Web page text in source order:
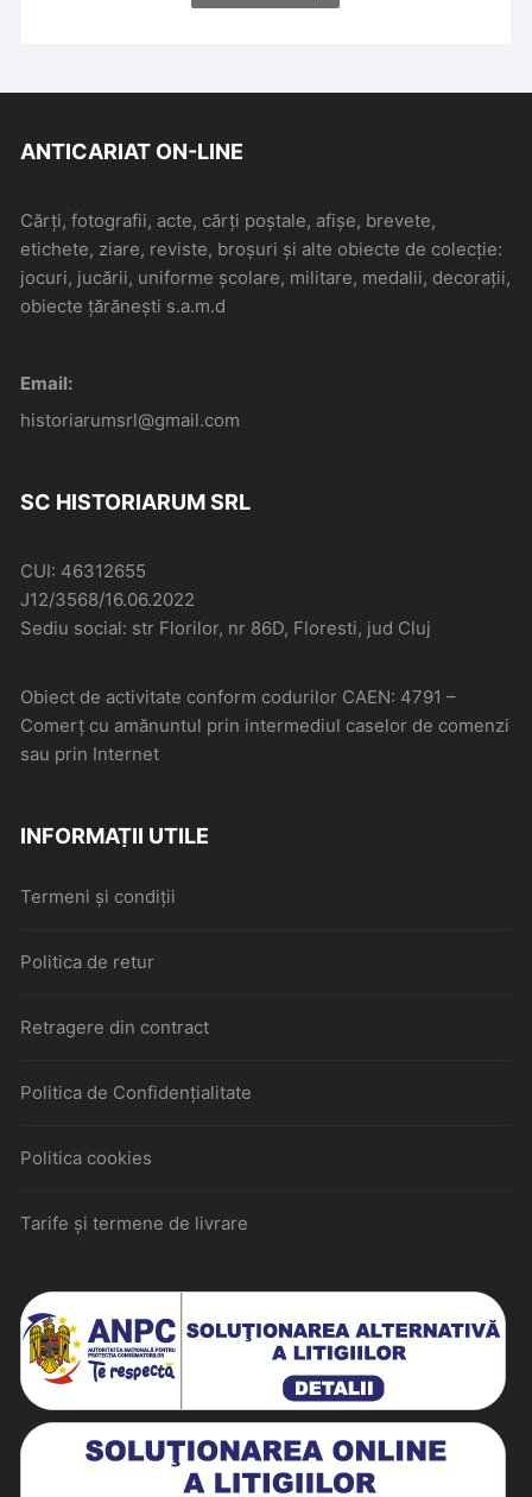
ANTICARIAT ON-LINE
Cărți, fotografii, acte, cărți poștale, afișe, brevete,
etichete, ziare, reviste, broșuri și alte obiecte de colecție:
jocuri, jucării, uniforme școlare, militare, medalii, decorații,
obiecte țărănești s.a.m.d
Email:
historiarumsrl@gmail.com
SC HISTORIARUM SRL
CUI: 46312655
J12/3568/16.06.2022
Sediu social: str Florilor, nr 86D, Floresti, jud Cluj
Obiect de activitate conform codurilor CAEN: 4791 –
Comerţ cu amănuntul prin intermediul caselor de comenzi
sau prin Internet
INFORMAȚII UTILE
Termeni și condiții
Politica de retur
Retragere din contract
Politica de Confidențialitate
Politica cookies
Tarife și termene de livrare